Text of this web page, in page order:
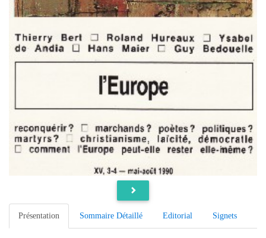
Présentation Sommaire Détaillé Editorial Signets